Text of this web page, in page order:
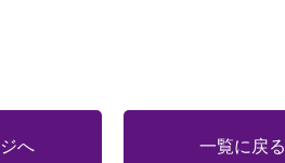
へ 一覧に戻る